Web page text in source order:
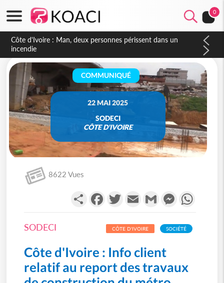
0
Côte d'Ivoire : Séileu, la célébration de la fête nationale
transformée en vaste campagne contre les produits
dépigmentants dangereux
COMMUNIQUÉ
22 MAI 2025
SODECI
CÔTE D'IVOIRE
8622 Vues
PartagerFacebookTwitterEmail Gmail Messenger
SODECI CÔTE D'IVOIRE SOCIÉTÉ
Côte d'Ivoire : Info client
relatif au report des travaux